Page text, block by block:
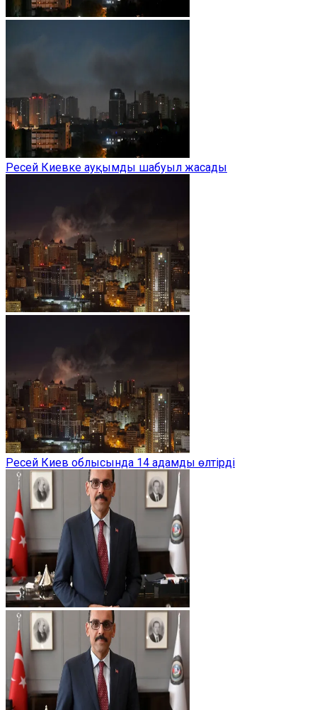
Ресей Киевке ауқымды шабуыл жасады
Ресей Киев облысында 14 адамды өлтірді